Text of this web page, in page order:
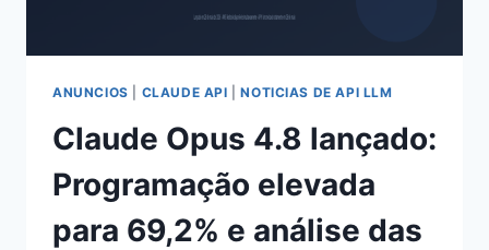
ANUNCIOS CLAUDE API |NOTICIAS DE API LLM
Claude Opus 4.8 lançado:
Programação elevada
para 69,2% e análise das